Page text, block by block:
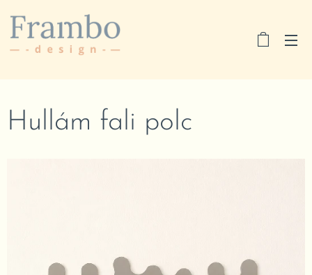
Hullám fali polc